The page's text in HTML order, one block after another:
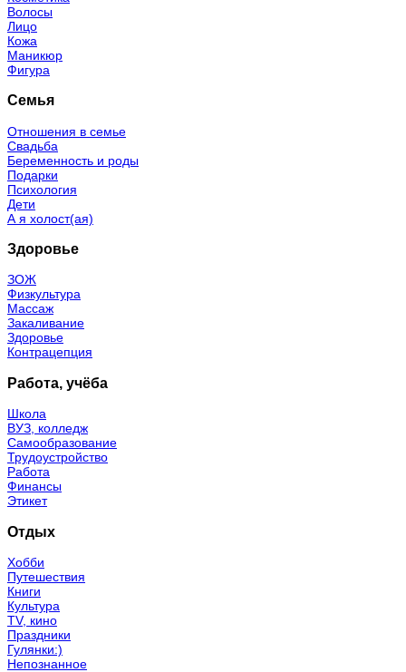
Волосы
Лицо
Кожа
Маникюр
Фигура
Семья
Отношения в семье
Свадьба
Беременность и роды
Подарки
Психология
Дети
А я холост(ая)
Здоровье
ЗОЖ
Физкультура
Массаж
Закаливание
Здоровье
Контрацепция
Работа, учёба
Школа
ВУЗ, колледж
Самообразование
Трудоустройство
Работа
Финансы
Этикет
Отдых
Хобби
Путешествия
Книги
Культура
TV, кино
Праздники
Гулянки:)
Непознанное